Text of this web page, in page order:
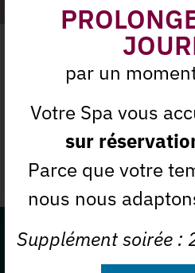
Massage
En savoir
Ne manquez
par un
Votre Spa vous
sur
Parce que votre
nous nous
Supplément soirée :